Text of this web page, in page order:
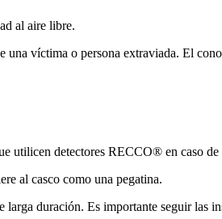
al aire libre.
víctima o persona extraviada. El
utilicen detectores RECCO® en caso
al casco como una pegatina.
duración. Es importante seguir las